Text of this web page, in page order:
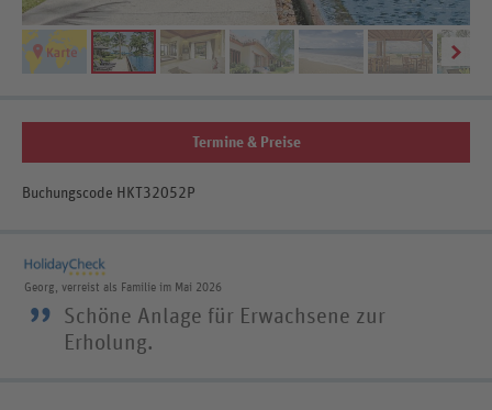
Termine & Preise
Buchungscode HKT32052P
Georg, verreist als Familie im Mai 2026
”
Schöne Anlage für Erwachsene zur
Erholung.